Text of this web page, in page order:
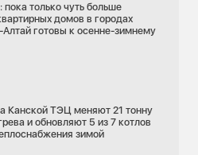
только чуть больше
домов в городах
готовы к осенне-зимнему
Канской ТЭЦ меняют 21 тонну
и обновляют 5 из 7 котлов
зимой